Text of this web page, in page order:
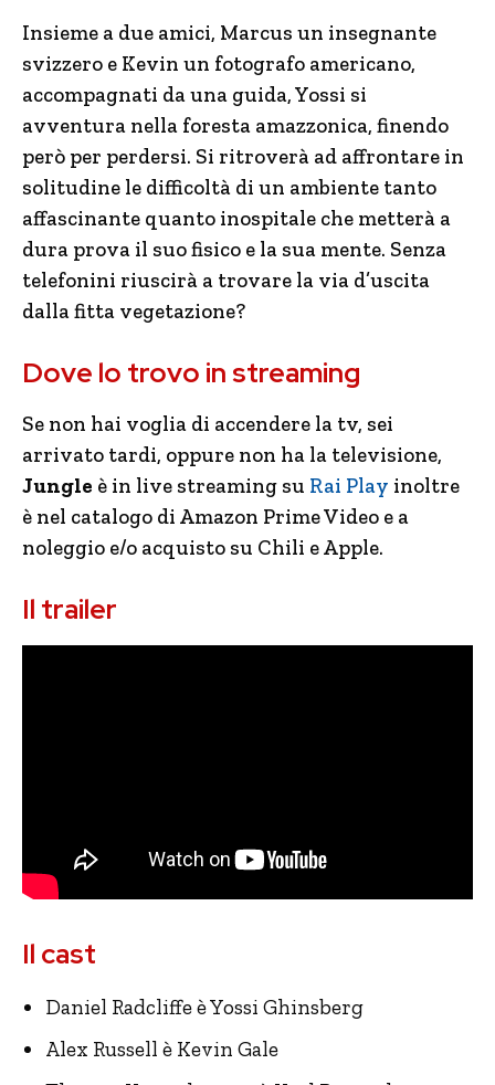
Insieme a due amici, Marcus un insegnante
svizzero e Kevin un fotografo americano,
accompagnati da una guida, Yossi si
avventura nella foresta amazzonica, finendo
però per perdersi. Si ritroverà ad affrontare in
solitudine le difficoltà di un ambiente tanto
affascinante quanto inospitale che metterà a
dura prova il suo fisico e la sua mente. Senza
telefonini riuscirà a trovare la via d’uscita
dalla fitta vegetazione?
Dove lo trovo in streaming
Se non hai voglia di accendere la tv, sei
arrivato tardi, oppure non ha la televisione,
Jungle è in live streaming su Rai Play inoltre
è nel catalogo di Amazon Prime Video e a
noleggio e/o acquisto su Chili e Apple.
Il trailer
Il cast
Daniel Radcliffe è Yossi Ghinsberg
Alex Russell è Kevin Gale